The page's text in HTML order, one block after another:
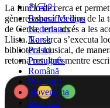
한국어
Bahasa Melayu
Nederlands
Norsk
Polski
Português
Română
Русский
Slovenčina
Svenska
La funció de cerca et
gènere específics dins de
de Cerca, tens accés a les
Llista. La cerca s’executa
biblioteca musical, de
retorna resultats mentre